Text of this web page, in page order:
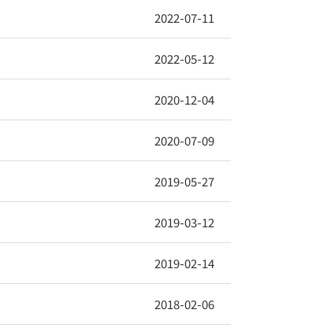
2022-07-11
2022-05-12
2020-12-04
2020-07-09
2019-05-27
2019-03-12
2019-02-14
2018-02-06